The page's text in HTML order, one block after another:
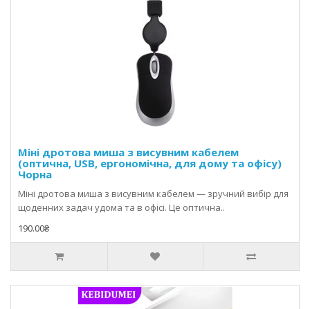
Міні дротова миша з висувним кабелем
(оптична, USB, ергономічна, для дому та офісу)
Чорна
Міні дротова миша з висувним кабелем — зручний вибір для
щоденних задач удома та в офісі. Це оптична..
190.00₴